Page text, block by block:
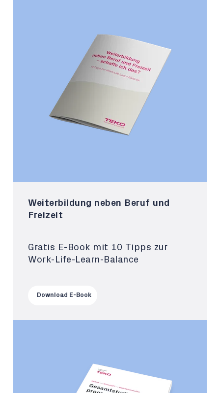
Weiterbildung neben Beruf und
Freizeit
Gratis E-Book mit 10 Tipps zur
Work-Life-Learn-Balance
Download E-Book